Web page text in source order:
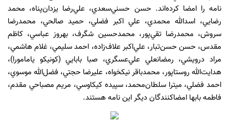
نامه را امضا كرده‌اند. حسن حسني‌سعدي، علي‌رضا يزدان‌پناه، محمد
رضايي، اسدالله محمدي، علي اكبر فضلي، حميد صالحي، محمدرضا
سروش، محمدرضا تقي‌پور، محمدحسين شگرف، بهروز عباسي، كاظم
مقدس، حسن حسن‌تبار، علي‌اكبر علاف‌زاده، احمد سليمي، غلام هاشمي،
مراد درويشي، رمضانعلي علي‌عسگري، صبا بابايي (كونيكو يامامورا)،
هدايت‌الله روستاپور، محمدباقر نيكخواه، عليرضا حجتي، فضل‌الله موسوي،
احمد فضلي، ميترا سلطان‌محمد، سپيده كيكاوسي، مريم مصباحي مقدم،
فاطمه بابها امضا‌كنندگان ديگر اين نامه هستند.